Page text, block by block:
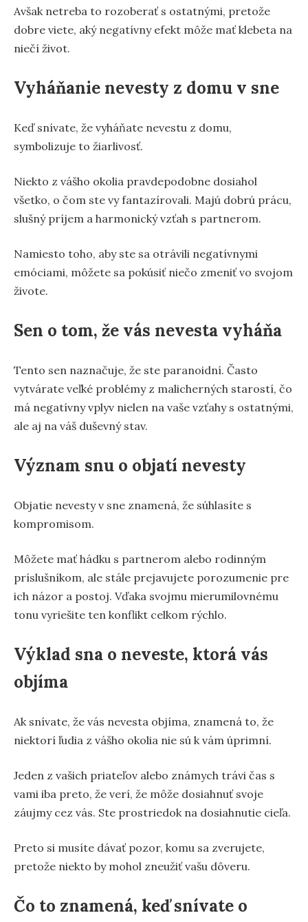
Avšak netreba to rozoberať s ostatnými, pretože
dobre viete, aký negatívny efekt môže mať klebeta na
niečí život.
Vyháňanie nevesty z domu v sne
Keď snívate, že vyháňate nevestu z domu,
symbolizuje to žiarlivosť.
Niekto z vášho okolia pravdepodobne dosiahol
všetko, o čom ste vy fantazírovali. Majú dobrú prácu,
slušný príjem a harmonický vzťah s partnerom.
Namiesto toho, aby ste sa otrávili negatívnymi
emóciami, môžete sa pokúsiť niečo zmeniť vo svojom
živote.
Sen o tom, že vás nevesta vyháňa
Tento sen naznačuje, že ste paranoidní. Často
vytvárate veľké problémy z malicherných starostí, čo
má negatívny vplyv nielen na vaše vzťahy s ostatnými,
ale aj na váš duševný stav.
Význam snu o objatí nevesty
Objatie nevesty v sne znamená, že súhlasíte s
kompromisom.
Môžete mať hádku s partnerom alebo rodinným
príslušníkom, ale stále prejavujete porozumenie pre
ich názor a postoj. Vďaka svojmu mierumilovnému
tonu vyriešite ten konflikt celkom rýchlo.
Výklad sna o neveste, ktorá vás
objíma
Ak snívate, že vás nevesta objíma, znamená to, že
niektorí ľudia z vášho okolia nie sú k vám úprimní.
Jeden z vašich priateľov alebo známych trávi čas s
vami iba preto, že verí, že môže dosiahnuť svoje
záujmy cez vás. Ste prostriedok na dosiahnutie cieľa.
Preto si musíte dávať pozor, komu sa zverujete,
pretože niekto by mohol zneužiť vašu dôveru.
Čo to znamená, keď snívate o